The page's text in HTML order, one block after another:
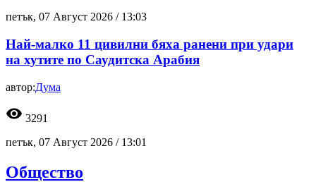
петък, 07 Август 2026 / 13:03
Най-малко 11 цивилни бяха ранени при удари
на хутите по Саудитска Арабия
автор:Дума
visibility 3291
петък, 07 Август 2026 / 13:01
Общество